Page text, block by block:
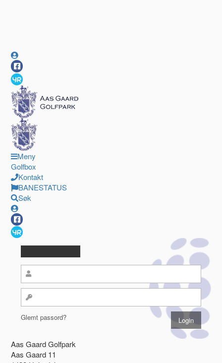
Meny
Golfbox
Kontakt
BANESTATUS
Søk
Glemt passord?
Aas Gaard Golfpark
Aas Gaard 11